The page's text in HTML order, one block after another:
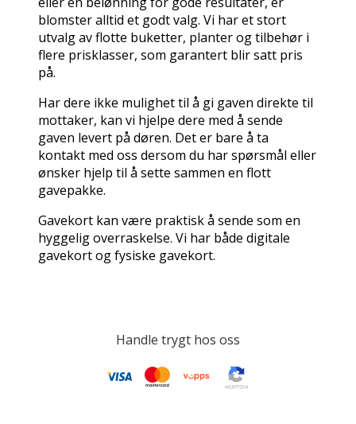
blomster alltid et godt valg. Vi har et stort
utvalg av flotte buketter, planter og tilbehør i
flere prisklasser, som garantert blir satt pris
på.
Har dere ikke mulighet til å gi gaven direkte til
mottaker, kan vi hjelpe dere med å sende
gaven levert på døren. Det er bare å ta
kontakt med oss dersom du har spørsmål eller
ønsker hjelp til å sette sammen en flott
gavepakke.
Gavekort kan være praktisk å sende som en
hyggelig overraskelse. Vi har både digitale
gavekort og fysiske gavekort.
Handle trygt hos oss